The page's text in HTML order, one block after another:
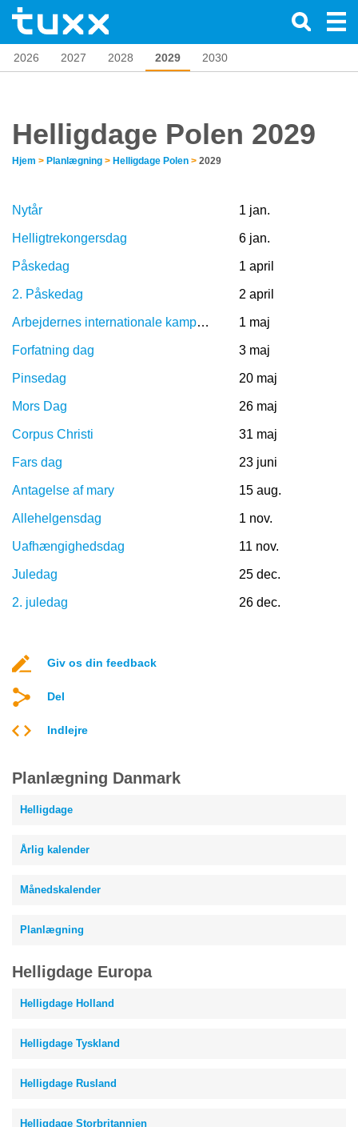
2026 2027 2028 2029 2030
Helligdage Polen 2029
Hjem > Planlægning > Helligdage Polen > 2029
Nytår 1 jan.
Helligtrekongersdag 6 jan.
Påskedag 1 april
2. Påskedag 2 april
Arbejdernes internationale kampdag 1 maj
Forfatning dag 3 maj
Pinsedag 20 maj
Mors Dag 26 maj
Corpus Christi 31 maj
Fars dag 23 juni
Antagelse af mary 15 aug.
Allehelgensdag 1 nov.
Uafhængighedsdag 11 nov.
Juledag 25 dec.
2. juledag 26 dec.
Giv os din feedback
Del
Indlejre
Planlægning Danmark
Helligdage
Årlig kalender
Månedskalender
Planlægning
Helligdage Europa
Helligdage Holland
Helligdage Tyskland
Helligdage Rusland
Helligdage Storbritannien